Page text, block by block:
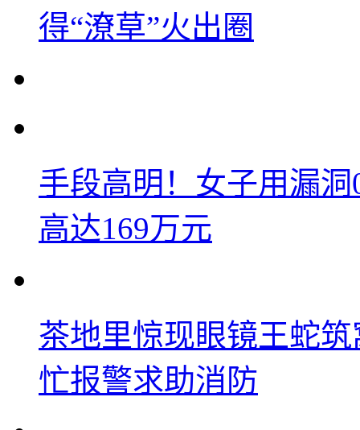
得“潦草”火出圈
手段高明！女子用漏
高达169万元
茶地里惊现眼镜王蛇
忙报警求助消防